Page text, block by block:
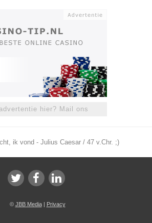
hier? Mail ons
ik vond - Julius Caesar / 47 v.Chr. ;)
© JBB Media| Privacy